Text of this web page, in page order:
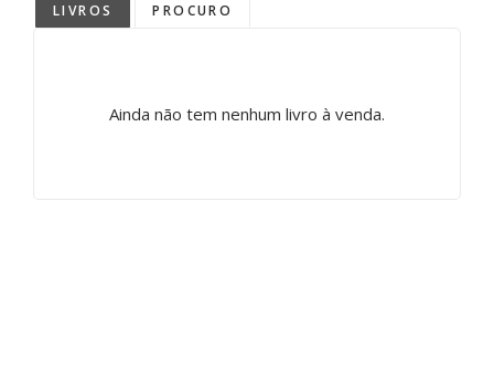
LIVROS PROCURO
Ainda não tem nenhum livro à venda.